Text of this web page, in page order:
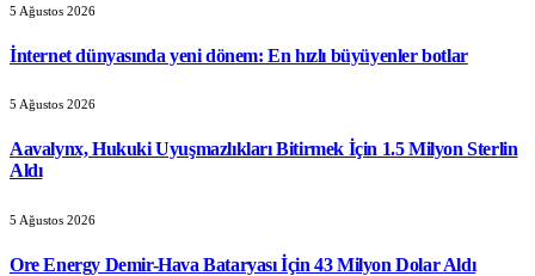
5 Ağustos 2026
İnternet dünyasında yeni dönem: En hızlı büyüyenler botlar
5 Ağustos 2026
Aavalynx, Hukuki Uyuşmazlıkları Bitirmek İçin 1.5 Milyon Sterlin
Aldı
5 Ağustos 2026
Ore Energy Demir-Hava Bataryası İçin 43 Milyon Dolar Aldı